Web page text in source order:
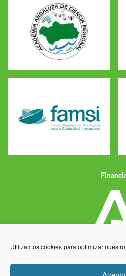
Utilizamos cookies para optimizar